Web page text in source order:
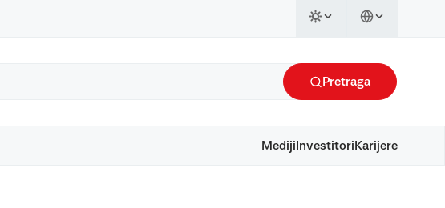
Pretraga
Mediji Investitori Karijere